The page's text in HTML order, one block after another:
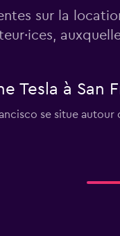
sur la
Tesla à San
se situe